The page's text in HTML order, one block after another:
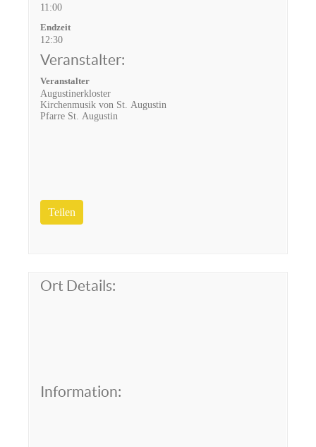
11:00
Endzeit
12:30
Veranstalter:
Veranstalter
Augustinerkloster
Kirchenmusik von St. Augustin
Pfarre St. Augustin
Teilen
Ort Details:
Information: